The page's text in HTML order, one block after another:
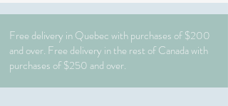
Free delivery in Quebec with purchases of $200
and over. Free delivery in the rest of Canada with
purchases of $250 and over.